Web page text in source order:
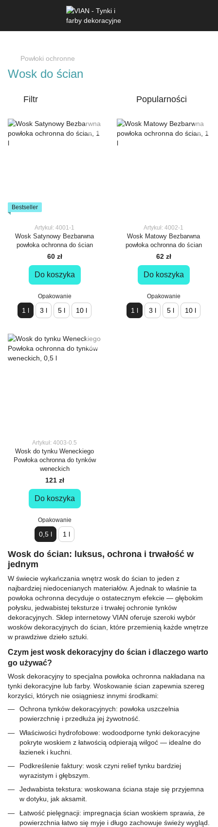
Powłoki ochronne
Wosk do ścian
Filtr Popularności
Bestseller
Artykuł: 4001-1
Wosk Satynowy Bezbarwna
powłoka ochronna do ścian
60 zł
Do koszyka
Opakowanie
1 l 3 l 5 l 10 l
Artykuł: 4002-1
Wosk Matowy Bezbarwna
powłoka ochronna do ścian
62 zł
Do koszyka
Opakowanie
1 l 3 l 5 l 10 l
Artykuł: 4003-0.5
Wosk do tynku Weneckiego
Powłoka ochronna do tynków
weneckich
121 zł
Do koszyka
Opakowanie
0,5 l 1 l
Wosk do ścian: luksus, ochrona i trwałość w
jednym
W świecie wykańczania wnętrz wosk do ścian to jeden z
najbardziej niedocenianych materiałów. A jednak to właśnie ta
powłoka ochronna decyduje o ostatecznym efekcie — głębokim
połysku, jedwabistej teksturze i trwałej ochronie tynków
dekoracyjnych. Sklep internetowy VIAN oferuje szeroki wybór
wosków dekoracyjnych do ścian, które przemienią każde wnętrze
w prawdziwe dzieło sztuki.
Czym jest wosk dekoracyjny do ścian i dlaczego warto
go używać?
Wosk dekoracyjny to specjalna powłoka ochronna nakładana na
tynki dekoracyjne lub farby. Woskowanie ścian zapewnia szereg
korzyści, których nie osiągniesz innymi środkami:
Ochrona tynków dekoracyjnych: powłoka uszczelnia
powierzchnię i przedłuża jej żywotność.
Właściwości hydrofobowe: wodoodporne tynki dekoracyjne
pokryte woskiem z łatwością odpierają wilgoć — idealne do
łazienek i kuchni.
Podkreślenie faktury: wosk czyni relief tynku bardziej
wyrazistym i głębszym.
Jedwabista tekstura: woskowana ściana staje się przyjemna
w dotyku, jak aksamit.
Łatwość pielęgnacji: impregnacja ścian woskiem sprawia, że
powierzchnia łatwo się myje i długo zachowuje świeży wygląd.